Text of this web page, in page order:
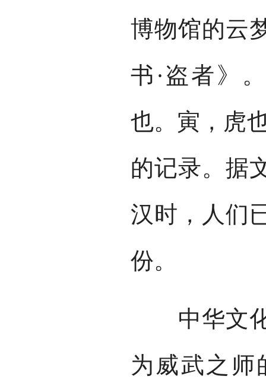
博物馆的云
书·盗者》
也。寅，虎
的记录。据
汉时，人们
份。
中华文化
为威武之师